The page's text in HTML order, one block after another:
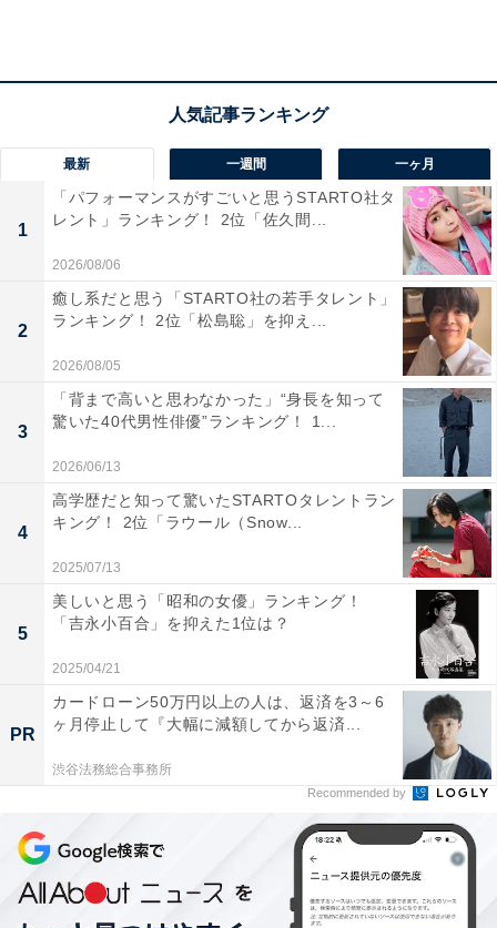
第2位：メゾンカイザー
第2位は、フランス・パリに1号店を構え、全世界に150
店舗以上を展開する「メゾンカイザー」。特製発酵バタ
ーを織り込んだ「クロワッサン（税込280円）」は人気
商品の1つです。
「断然カイザーです。朝早く、近くのカイザーに買いに
行くほど好きです（52歳女性／東京都）」「食感とバタ
ーのリッチな感じが他と違う（49歳女性／滋賀県）」
「サクサクした感じが他にはない（49歳女性／宮城
県）」など、焼き加減やバターの風味の高級感を評価す
最新 一週間 一ヶ月
1
「パフォーマンスがすごいと思うSTARTO社タ
レント」ランキング！ 2位「佐久間...
2026/08/06
2
癒し系だと思う「STARTO社の若手タレント」
ランキング！ 2位「松島聡」を抑え...
2026/08/05
3
「背まで高いと思わなかった」“身長を知って
驚いた40代男性俳優”ランキング！ 1...
2026/06/13
4
高学歴だと知って驚いたSTARTOタレントラン
キング！ 2位「ラウール（Snow...
2025/07/13
5
美しいと思う「昭和の女優」ランキング！
「吉永小百合」を抑えた1位は？
2025/04/21
PR
カードローン50万円以上の人は、返済を3～6
ヶ月停止して『大幅に減額してから返済...
渋谷法務総合事務所
Recommended by